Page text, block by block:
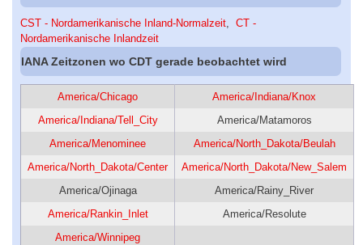
CST - Nordamerikanische Inland-Normalzeit
CT -
Nordamerikanische Inlandzeit
IANA Zeitzonen wo CDT gerade beobachtet wird
America/Chicago
America/Indiana/Knox
America/Indiana/Tell_City
America/Matamoros
America/Menominee
America/North_Dakota/Beulah
America/North_Dakota/Center
America/North_Dakota/New_Salem
America/Ojinaga
America/Rainy_River
America/Rankin_Inlet
America/Resolute
America/Winnipeg